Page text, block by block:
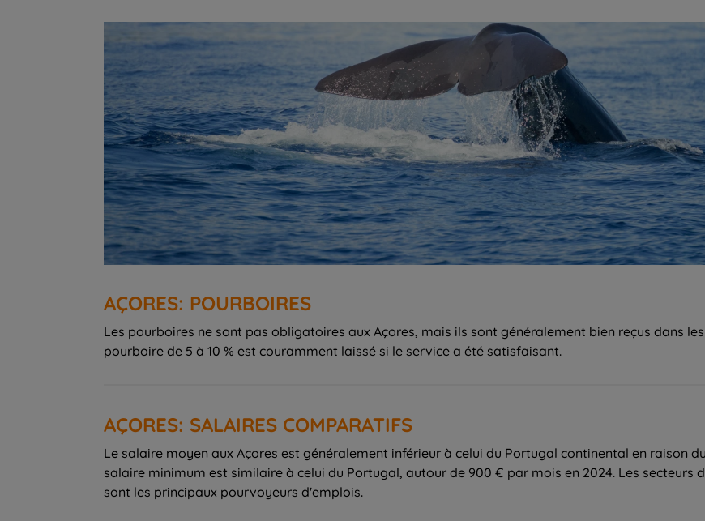
AÇORES: POURBOIRES
Les pourboires ne sont pas obligatoires aux Açores, mais ils sont généralement bien reçus dans
pourboire de 5 à 10 % est couramment laissé si le service a été satisfaisant.
AÇORES: SALAIRES COMPARATIFS
Le salaire moyen aux Açores est généralement inférieur à celui du Portugal continental en raison
salaire minimum est similaire à celui du Portugal, autour de 900 € par mois en 2024. Les secteurs
sont les principaux pourvoyeurs d'emplois.